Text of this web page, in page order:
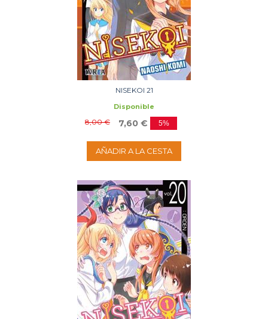
NISEKOI 21
Disponible
8,00 € 7,60 € 5%
AÑADIR A LA CESTA